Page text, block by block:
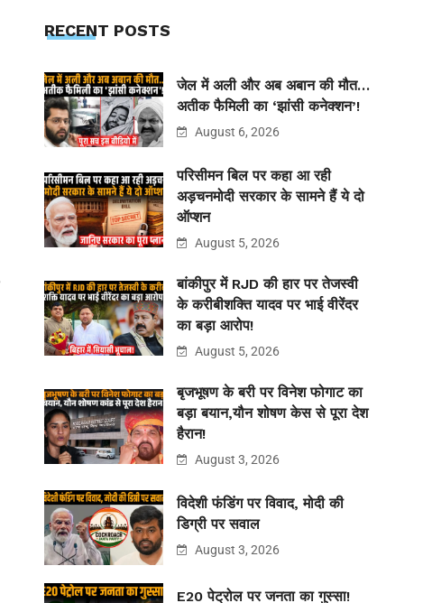
RECENT POSTS
जेल में अली और अब अबान की मौत…
अतीक फैमिली का ‘झांसी कनेक्शन’!
August 6, 2026
परिसीमन बिल पर कहा आ रही
अड़चनमोदी सरकार के सामने हैं ये दो
ऑप्शन
August 5, 2026
बांकीपुर में RJD की हार पर तेजस्वी
के करीबीशक्ति यादव पर भाई वीरेंदर
का बड़ा आरोप!
August 5, 2026
बृजभूषण के बरी पर विनेश फोगाट का
बड़ा बयान,यौन शोषण केस से पूरा देश
हैरान!
August 3, 2026
विदेशी फंडिंग पर विवाद, मोदी की
डिग्री पर सवाल
August 3, 2026
E20 पेट्रोल पर जनता का गुस्सा!